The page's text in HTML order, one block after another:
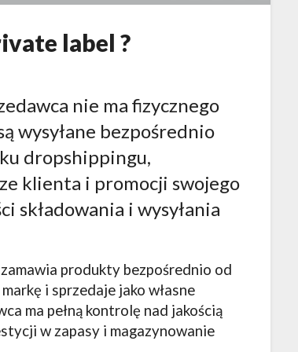
label ?
nie ma fizycznego
wysyłane bezpośrednio
dropshippingu,
klienta i promocji swojego
składowania i wysyłania
produkty bezpośrednio od
i sprzedaje jako własne
ma pełną kontrolę nad jakością
w zapasy i magazynowanie